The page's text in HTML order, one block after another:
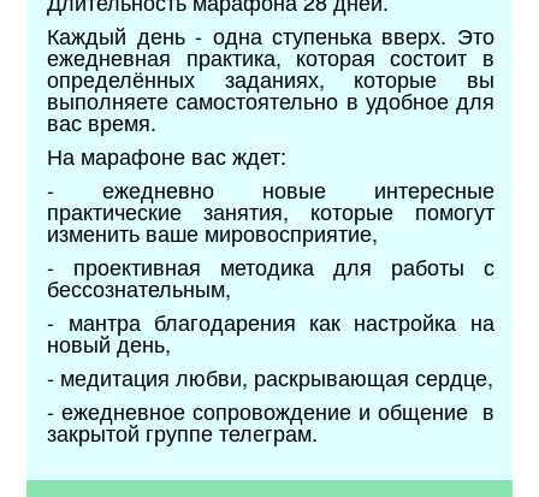
Каждый день - одна ступенька вверх. Это
ежедневная практика, которая состоит в
определённых заданиях, которые вы
выполняете самостоятельно в удобное для
вас время.
На марафоне вас ждет:
- ежедневно новые интересные
практические занятия, которые помогут
изменить ваше мировосприятие,
- проективная методика для работы с
бессознательным,
- мантра благодарения как настройка на
новый день,
- медитация любви, раскрывающая сердце,
- ежедневное сопровождение и общение в
закрытой группе телеграм.